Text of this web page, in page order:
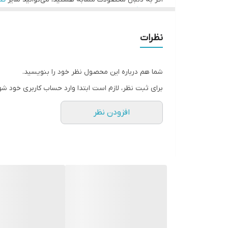
راهنمای کامل سایزبندی لباس زنانه و مردانه
نظرات
شما هم درباره این محصول نظر خود را بنویسید.
برای ثبت نظر، لازم است ابتدا وارد حساب کاربری خود
افزودن نظر